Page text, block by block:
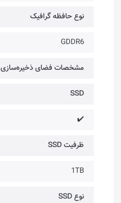
نوع حافظه گرافیک
GDDR6
مشخصات فضای ذخیره‌سازی
SSD
✔️
ظرفیت SSD
1TB
نوع SSD